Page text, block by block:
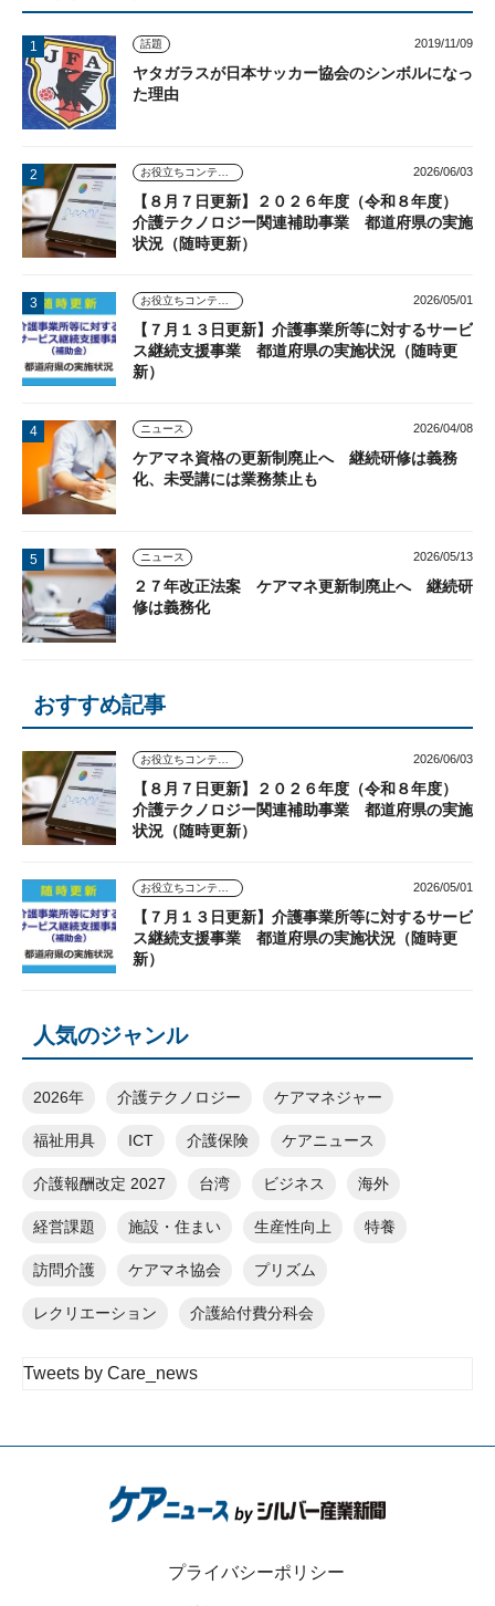
話題 2019/11/09
ヤタガラスが日本サッカー協会のシンボルになっ
た理由
お役立ちコンテンツ 2026/06/03
【８月７日更新】２０２６年度（令和８年度）
介護テクノロジー関連補助事業 都道府県の実施
状況（随時更新）
お役立ちコンテンツ 2026/05/01
【７月１３日更新】介護事業所等に対するサービ
ス継続支援事業 都道府県の実施状況（随時更
新）
ニュース 2026/04/08
ケアマネ資格の更新制廃止へ 継続研修は義務
化、未受講には業務禁止も
ニュース 2026/05/13
２７年改正法案 ケアマネ更新制廃止へ 継続研
修は義務化
おすすめ記事
お役立ちコンテンツ 2026/06/03
【８月７日更新】２０２６年度（令和８年度）
介護テクノロジー関連補助事業 都道府県の実施
状況（随時更新）
お役立ちコンテンツ 2026/05/01
【７月１３日更新】介護事業所等に対するサービ
ス継続支援事業 都道府県の実施状況（随時更
新）
人気のジャンル
2026年 介護テクノロジー ケアマネジャー
福祉用具 ICT 介護保険 ケアニュース
介護報酬改定 2027 台湾 ビジネス 海外
経営課題 施設・住まい 生産性向上 特養
訪問介護 ケアマネ協会 プリズム
レクリエーション 介護給付費分科会
Tweets by Care_news
プライバシーポリシー